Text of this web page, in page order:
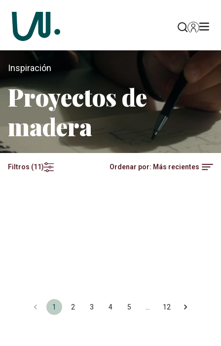
Inspiración
Proyectos de
madera
Filtros (11) Ordenar por: Más recientes
1 2 3 4 5 12